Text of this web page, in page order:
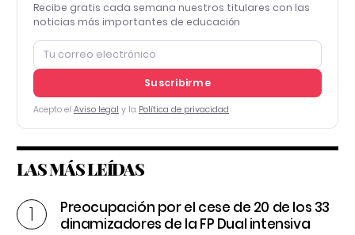
Recibe gratis cada semana nuestros titulares con las
noticias más importantes de educación
Suscribirme
Acepto el Aviso legal y la Política de privacidad
LAS MÁS LEÍDAS
Preocupación por el cese de 20 de los 33
dinamizadores de la FP Dual intensiva